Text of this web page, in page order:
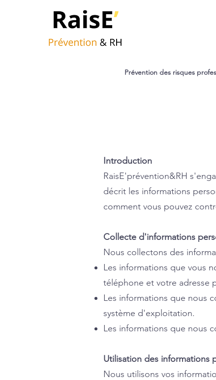
Prévention des risques
Introduction
RaisE'prévention&RH
décrit les informations
comment vous pouvez
Collecte d'informations
Nous collectons des
Les informations que vous
téléphone et votre adresse
Les informations que nous
système d'exploitation.
Les informations que nous
Utilisation des informations
Nous utilisons vos